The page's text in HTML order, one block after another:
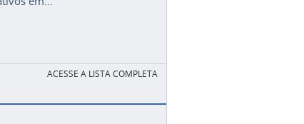
ACESSE A LISTA COMPLETA